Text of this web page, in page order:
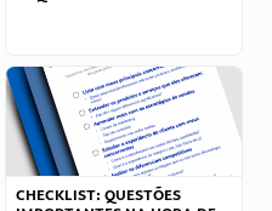
CHECKLIST: QUESTÕES